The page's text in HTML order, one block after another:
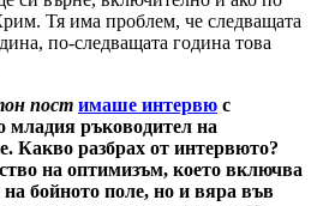
Тя има проблем, че следващата
по-следващата година това
пост имаше интервю с
младия ръководител на
Какво разбрах от интервюто?
на оптимизъм, което включва
на бойното поле, но и вяра във